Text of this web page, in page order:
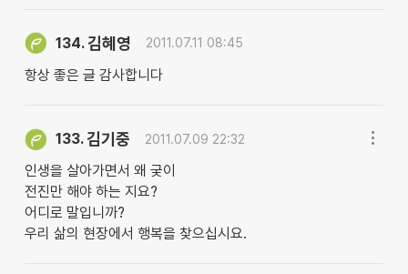
134.김혜영 2011.07.11 08:45
항상 좋은 글 감사합니다
133.김기중 2011.07.09 22:32
인생을 살아가면서 왜 궂이
전진만 해야 하는 지요?
어디로 말입니까?
우리 삶의 현장에서 행복을 찾으십시요.